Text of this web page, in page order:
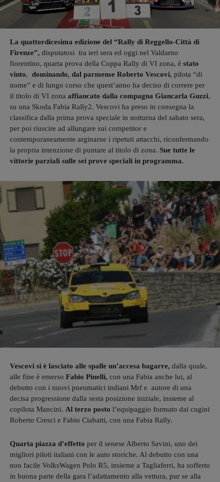
La quattordicesima edizione del “Rally di Reggello-Città di
Firenze”, disputatosi tra ieri sera ed oggi nel Valdarno
fiorentino, quarta prova della Coppa Rally di VI zona, è stato
vinto, dominando, dal parmense Roberto Vescovi, pilota “di
nome” e di lungo corso che quest’anno ha deciso di correre per
il titolo di VI zona affiancato dalla compagna Giancarla Guzzi,
su una Skoda Fabia Rally2. Vescovi ha preso in consegna la
classifica dalla prima prova speciale in notturna del sabato sera,
per poi riuscire ad allungare sui competitor e
contemporaneamente arginarne i ripetuti attacchi, riconfermando
la propria intenzione di puntare al titolo di zona. Sue tutte le
vittorie parziali sulle sei prove speciali in programma.
Vescovi si è lasciato alle spalle un’accesa bagarre, dalla quale,
alle fine è emerso Fabio Pinelli, con una Fabia anche lui, al
debutto con i nuovi pneumatici indiani Mrf e autore di una
decisa progressione dalla sesta posizione iniziale, insieme al
copilota Mancini. Al terzo posto l’equipaggio formato dai cugini
Roberto Cresci e Fabio Ciabatti, con una Fabia Rally.
Quarta piazza d’effetto per il senese Alberto Savini, uno dei
migliori piloti italiani con le auto storiche. Al debutto con una
non facile VolksWagen Polo R5, insieme a Tagliaferri, ha sofferto
in buona parte della gara l’adattamento alla vettura, pur se alla